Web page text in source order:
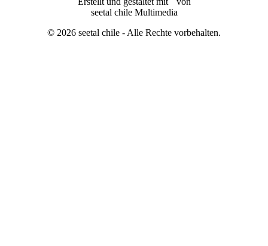
seetal chile Multimedia
© 2026 seetal chile - Alle Rechte vorbehalten.